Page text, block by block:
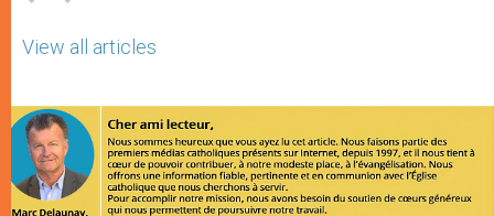
View all articles